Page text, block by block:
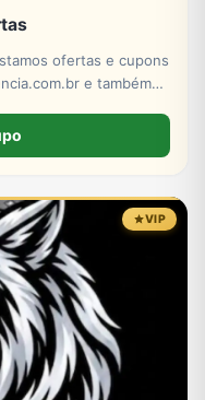
ofertas e cupons
e também
VIP